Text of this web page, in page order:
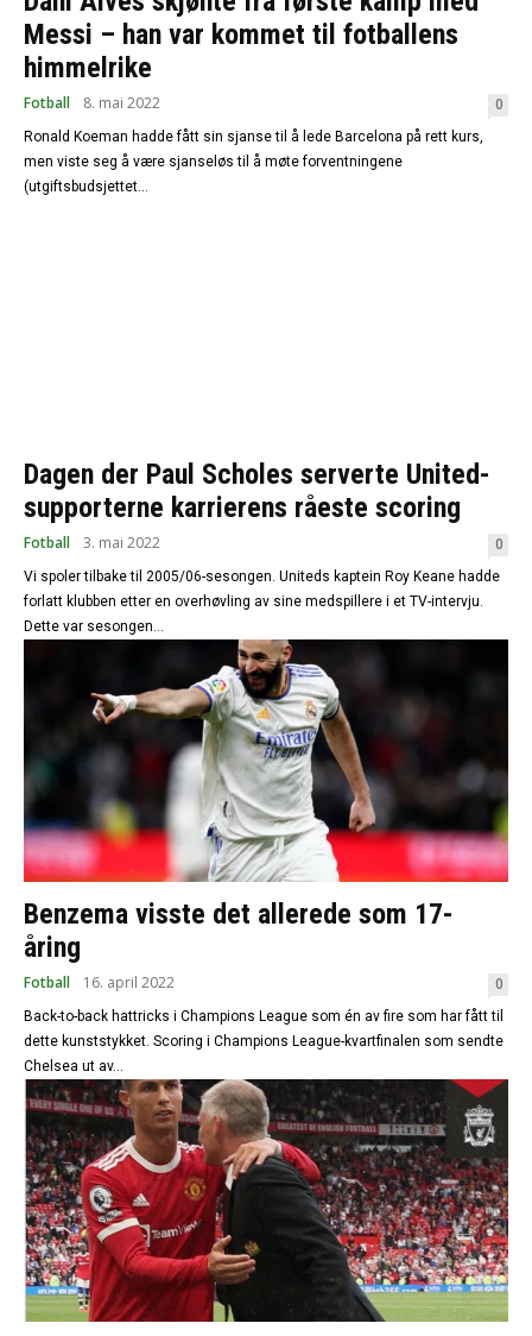
Messi – han var kommet til fotballens
himmelrike
Fotball 8. mai 2022 0
Ronald Koeman hadde fått sin sjanse til å lede Barcelona på rett kurs,
men viste seg å være sjanseløs til å møte forventningene
(utgiftsbudsjettet...
Dagen der Paul Scholes serverte United-
supporterne karrierens råeste scoring
Fotball 3. mai 2022 0
Vi spoler tilbake til 2005/06-sesongen. Uniteds kaptein Roy Keane hadde
forlatt klubben etter en overhøvling av sine medspillere i et TV-intervju.
Dette var sesongen...
Benzema visste det allerede som 17-
åring
Fotball 16. april 2022 0
Back-to-back hattricks i Champions League som én av fire som har fått til
dette kunststykket. Scoring i Champions League-kvartfinalen som sendte
Chelsea ut av...